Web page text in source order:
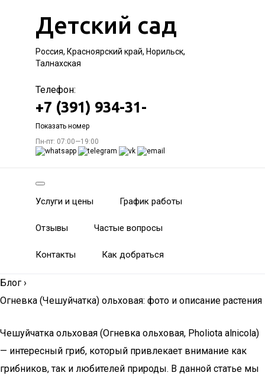
Детский сад
Россия, Красноярский край, Норильск,
Талнахская
Телефон:
+7 (391) 934-31-
Показать номер
Пн-пт: 07:00—19:00
Услуги и цены График работы
Отзывы Частые вопросы
Контакты Как добраться
Блог ›
Огневка (Чешуйчатка) ольховая: фото и описание растения
Чешуйчатка ольховая (Огневка ольховая, Pholiota alnicola)
— интересный гриб, который привлекает внимание как
грибников, так и любителей природы. В данной статье мы